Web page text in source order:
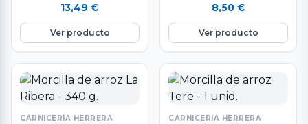
aprox. El peso…
13,49 €
Ver producto
unidades y 16…
8,50 €
Ver producto
CARNICERÍA HERRERA CARNICERÍA HERRERA